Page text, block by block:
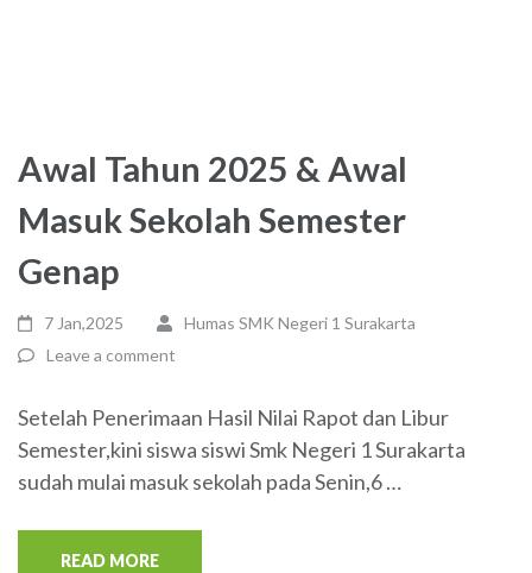
Awal Tahun 2025 & Awal
Masuk Sekolah Semester
Genap
7 Jan,2025
Humas SMK Negeri 1 Surakarta
Leave a comment
Setelah Penerimaan Hasil Nilai Rapot dan Libur
Semester,kini siswa siswi Smk Negeri 1 Surakarta
sudah mulai masuk sekolah pada Senin,6 …
READ MORE